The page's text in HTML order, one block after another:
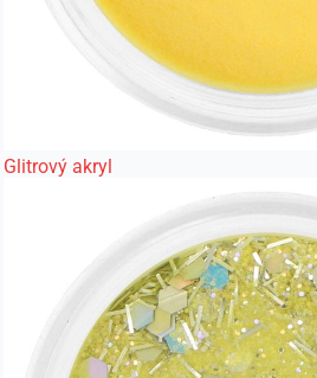
Glitrový akryl